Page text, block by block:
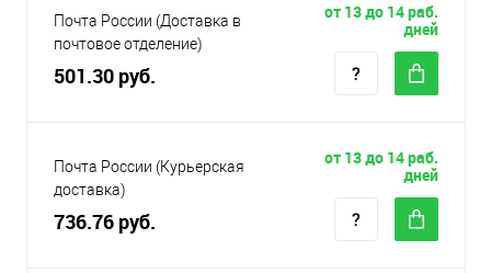
Почта России (Доставка в
почтовое отделение)
501.30 руб.
от 13 до 14 раб.
дней
Почта России (Курьерская
доставка)
736.76 руб.
от 13 до 14 раб.
дней